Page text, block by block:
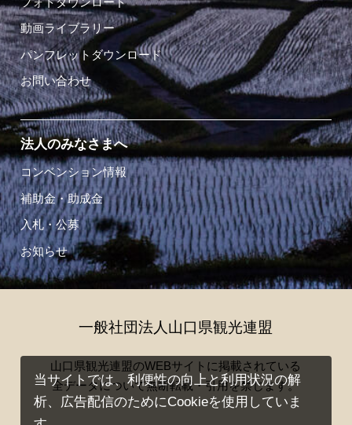
動画ライブラリー
パンフレットダウンロード
お問い合わせ
法人のみなさまへ
コンベンション情報
補助金・助成金
入札・公募
お知らせ
一般社団法人山口県観光連盟
山口県観光連盟のWEBサイトに掲載されている
全データについて無断転載・引用を禁じます。
当サイトでは、利便性の向上と利用状況の解
析、広告配信のためにCookieを使用していま